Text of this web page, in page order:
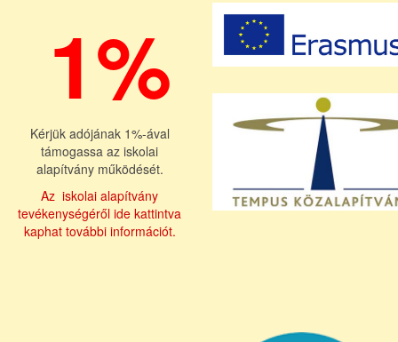
1%
Kérjük adójának 1%-ával
támogassa az iskolai
alapítvány működését.
Az iskolai alapítvány
tevékenységéről ide kattintva
kaphat további információt.